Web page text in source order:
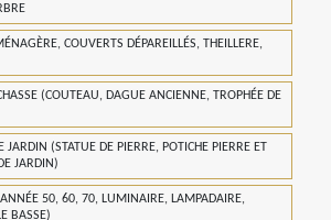
COUVERTS DÉPAREILLÉS, THEILLERE,
(COUTEAU, DAGUE ANCIENNE, TROPHÉE DE
JARDIN (STATUE DE PIERRE, POTICHE PIERRE ET
JARDIN)
50, 60, 70, LUMINAIRE, LAMPADAIRE,
BASSE)